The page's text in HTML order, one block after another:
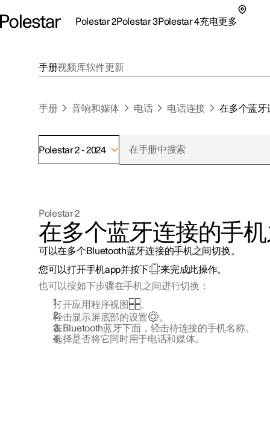
Polestar 2Polestar 3Polestar 4充电更多
联系我们
极星官方二手车
探索Polestar 3
联系我们
公共充电
家庭充电
车主服务
新闻
注册新闻
（在新窗
手册视频库软件更新
手册 音响和媒体 电话 电话连接 在多个蓝牙
Polestar 2 - 2024
Polestar 2
在多个蓝牙连接的手
可以在多个Bluetooth蓝牙连接的手机之间切换。
您可以打开手机app并按下
来完成此操作。
也可以按如下步骤在手机之间进行切换：
打开应用程序视图
。
轻击显示屏底部的设置
。
在 Bluetooth蓝牙下面，轻击待连接的手机名称。
选择是否将它同时用于电话和媒体。